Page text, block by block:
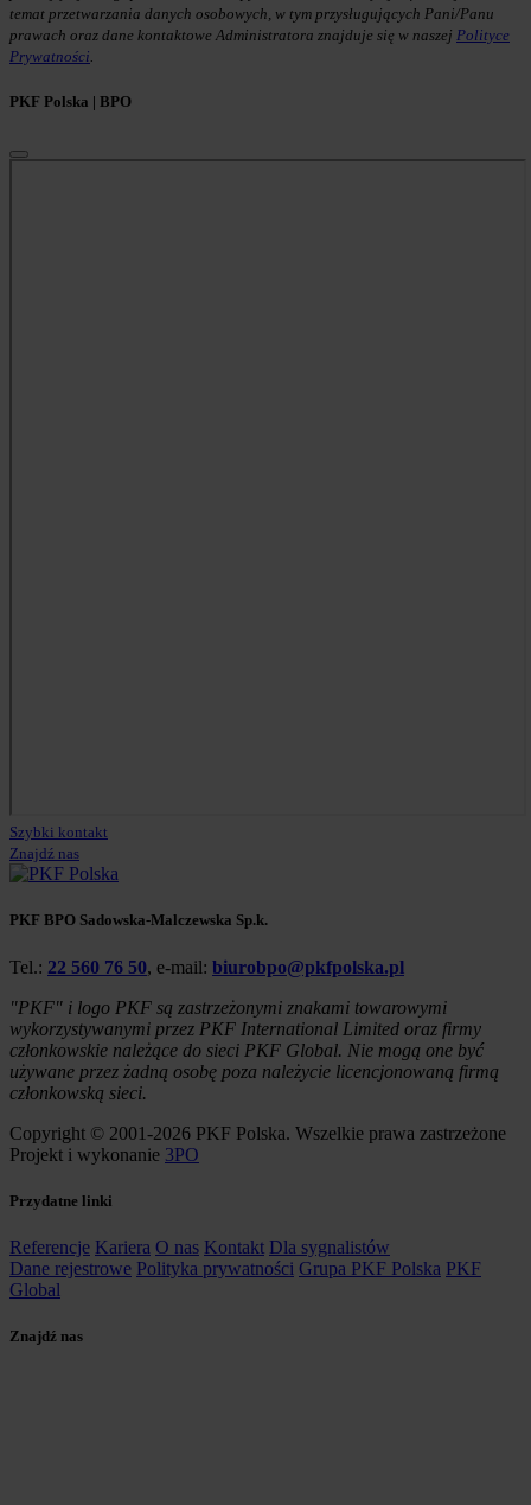
temat przetwarzania danych osobowych, w tym przysługujących Pani/Panu
prawach oraz dane kontaktowe Administratora znajduje się w naszej Polityce
Prywatności
PKF Polska | BPO
Szybki kontakt
Znajdź nas
PKF BPO Sadowska-Malczewska Sp.k.
Tel.: 22 560 76 50, e-mail: biurobpo@pkfpolska.pl
"PKF" i logo PKF są zastrzeżonymi znakami towarowymi
wykorzystywanymi przez PKF International Limited oraz firmy
członkowskie należące do sieci PKF Global. Nie mogą one być
używane przez żadną osobę poza należycie licencjonowaną firmą
członkowską sieci.
Copyright © 2001-2026 PKF Polska. Wszelkie prawa zastrzeżone
Projekt i wykonanie 3PO
Przydatne linki
Referencje Kariera O nas Kontakt Dla sygnalistów
Dane rejestrowe Polityka prywatności Grupa PKF Polska PKF
Global
Znajdź nas